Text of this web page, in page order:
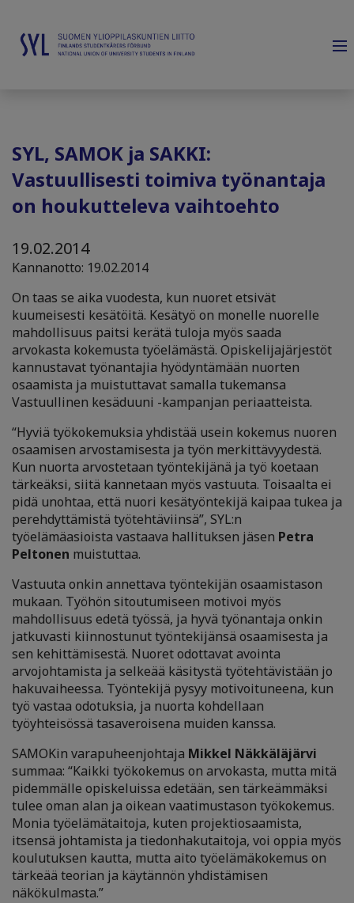
SYL, SAMOK ja SAKKI:
Vastuullisesti toimiva työnantaja
on houkutteleva vaihtoehto
19.02.2014
Kannanotto: 19.02.2014
On taas se aika vuodesta, kun nuoret etsivät
kuumeisesti kesätöitä. Kesätyö on monelle nuorelle
mahdollisuus paitsi kerätä tuloja myös saada
arvokasta kokemusta työelämästä. Opiskelijajärjestöt
kannustavat työnantajia hyödyntämään nuorten
osaamista ja muistuttavat samalla tukemansa
Vastuullinen kesäduuni -kampanjan periaatteista.
“Hyviä työkokemuksia yhdistää usein kokemus nuoren
osaamisen arvostamisesta ja työn merkittävyydestä.
Kun nuorta arvostetaan työntekijänä ja työ koetaan
tärkeäksi, siitä kannetaan myös vastuuta. Toisaalta ei
pidä unohtaa, että nuori kesätyöntekijä kaipaa tukea ja
perehdyttämistä työtehtäviinsä”, SYL:n
työelämäasioista vastaava hallituksen jäsen Petra
Peltonen muistuttaa.
Vastuuta onkin annettava työntekijän osaamistason
mukaan. Työhön sitoutumiseen motivoi myös
mahdollisuus edetä työssä, ja hyvä työnantaja onkin
jatkuvasti kiinnostunut työntekijänsä osaamisesta ja
sen kehittämisestä. Nuoret odottavat avointa
arvojohtamista ja selkeää käsitystä työtehtävistään jo
hakuvaiheessa. Työntekijä pysyy motivoituneena, kun
työ vastaa odotuksia, ja nuorta kohdellaan
työyhteisössä tasaveroisena muiden kanssa.
SAMOKin varapuheenjohtaja Mikkel Näkkäläjärvi
summaa: “Kaikki työkokemus on arvokasta, mutta mitä
pidemmälle opiskeluissa edetään, sen tärkeämmäksi
tulee oman alan ja oikean vaatimustason työkokemus.
Monia työelämätaitoja, kuten projektiosaamista,
itsensä johtamista ja tiedonhakutaitoja, voi oppia myös
koulutuksen kautta, mutta aito työelämäkokemus on
tärkeää teorian ja käytännön yhdistämisen
näkökulmasta.”